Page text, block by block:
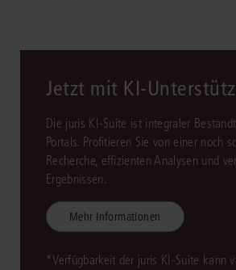
Jetzt mit KI-
Die juris KI-Suite ist integraler
Portals. Profitieren Sie von einer noch
Recherche, effizienten Analysen und
Ergebnissen.
Mehr Informationen
*Verfügbarkeit der juris KI-Suite kann